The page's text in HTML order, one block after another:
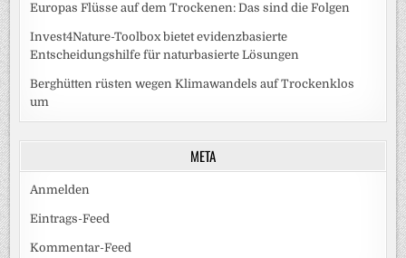
Europas Flüsse auf dem Trockenen: Das sind die Folgen
Invest4Nature-Toolbox bietet evidenzbasierte
Entscheidungshilfe für naturbasierte Lösungen
Berghütten rüsten wegen Klimawandels auf Trockenklos
um
META
Anmelden
Eintrags-Feed
Kommentar-Feed